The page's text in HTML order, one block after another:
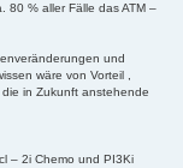
80 % aller Fälle das ATM –
und
wäre von Vorteil ,
in Zukunft anstehende
– 2i Chemo und PI3Ki